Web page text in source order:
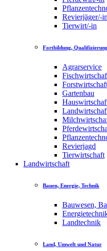
Revierjäger/-
Tierwirt/-in
Fortbildung,
Agrarservice
Gartenbau
Revierjagd
Tierwirtschaft
Landwirtschaft
Bauen, Energie, Technik
Bauwesen,
Landtechnik
Land, Umwelt und Natur